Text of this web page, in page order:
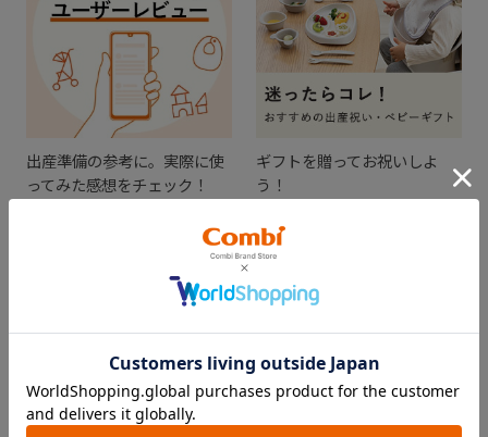
出産準備の参考に。実際に使
ってみた感想をチェック！
ギフトを贈ってお祝いしよ
う！
CHECKED ITEM
最近見た商品